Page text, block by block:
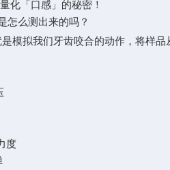
化「口感」的秘密！
怎么测出来的吗？
模拟我们牙齿咬合的动作，将样品
度